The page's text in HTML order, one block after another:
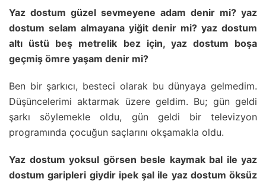
Yaz dostum güzel sevmeyene adam denir mi? yaz
dostum selam almayana yiğit denir mi? yaz dostum
altı üstü beş metrelik bez için, yaz dostum boşa
geçmiş ömre yaşam denir mi?
Ben bir şarkıcı, besteci olarak bu dünyaya gelmedim.
Düşüncelerimi aktarmak üzere geldim. Bu; gün geldi
şarkı söylemekle oldu, gün geldi bir televizyon
programında çocuğun saçlarını okşamakla oldu.
Yaz dostum yoksul görsen besle kaymak bal ile yaz
dostum garipleri giydir ipek şal ile yaz dostum öksüz